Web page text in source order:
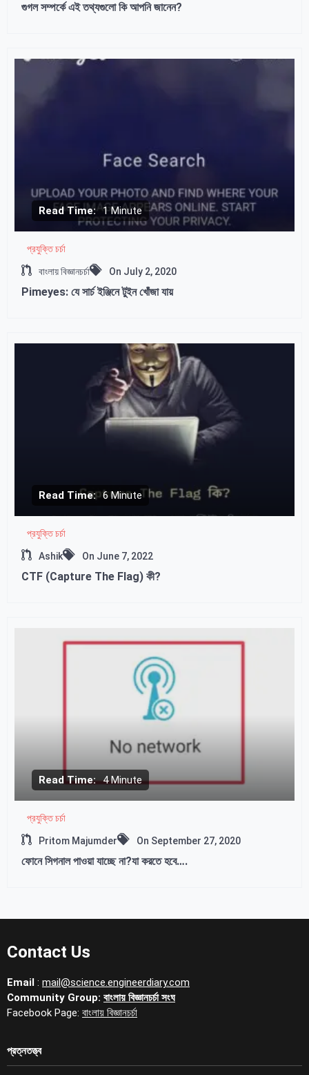
গুগল সম্পর্কে এই তথ্যগুলো কি আপনি জানেন?
Read Time: 1 Minute
প্রযুক্তি চর্চা
বাংলায় বিজ্ঞানচর্চা On July 2, 2020
Pimeyes: যে সার্চ ইঞ্জিনে টুইন খোঁজা যায়
Read Time: 6 Minute
প্রযুক্তি চর্চা
Ashik On June 7, 2022
CTF (Capture The Flag) কী?
Read Time: 4 Minute
প্রযুক্তি চর্চা
Pritom Majumder On September 27, 2020
ফোনে সিগনাল পাওয়া যাচ্ছে না?যা করতে হবে….
Contact Us
Email : mail@science.engineerdiary.com
Community Group: বাংলায় বিজ্ঞানচর্চা সংঘ
Facebook Page: বাংলায় বিজ্ঞানচর্চা
প্রত্নতত্ত্ব